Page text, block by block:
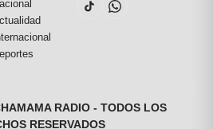
RADIO - TODOS LOS
RESERVADOS